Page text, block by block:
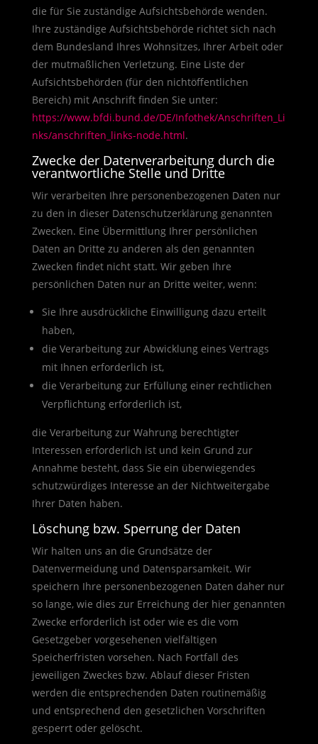
die für Sie zuständige Aufsichtsbehörde wenden.
Ihre zuständige Aufsichtsbehörde richtet sich nach
dem Bundesland Ihres Wohnsitzes, Ihrer Arbeit oder
der mutmaßlichen Verletzung. Eine Liste der
Aufsichtsbehörden (für den nichtöffentlichen
Bereich) mit Anschrift finden Sie unter:
https://www.bfdi.bund.de/DE/Infothek/Anschriften_Li
nks/anschriften_links-node.html.
Zwecke der Datenverarbeitung durch die
verantwortliche Stelle und Dritte
Wir verarbeiten Ihre personenbezogenen Daten nur
zu den in dieser Datenschutzerklärung genannten
Zwecken. Eine Übermittlung Ihrer persönlichen
Daten an Dritte zu anderen als den genannten
Zwecken findet nicht statt. Wir geben Ihre
persönlichen Daten nur an Dritte weiter, wenn:
Sie Ihre ausdrückliche Einwilligung dazu erteilt
haben,
die Verarbeitung zur Abwicklung eines Vertrags
mit Ihnen erforderlich ist,
die Verarbeitung zur Erfüllung einer rechtlichen
Verpflichtung erforderlich ist,
die Verarbeitung zur Wahrung berechtigter
Interessen erforderlich ist und kein Grund zur
Annahme besteht, dass Sie ein überwiegendes
schutzwürdiges Interesse an der Nichtweitergabe
Ihrer Daten haben.
Löschung bzw. Sperrung der Daten
Wir halten uns an die Grundsätze der
Datenvermeidung und Datensparsamkeit. Wir
speichern Ihre personenbezogenen Daten daher nur
so lange, wie dies zur Erreichung der hier genannten
Zwecke erforderlich ist oder wie es die vom
Gesetzgeber vorgesehenen vielfältigen
Speicherfristen vorsehen. Nach Fortfall des
jeweiligen Zweckes bzw. Ablauf dieser Fristen
werden die entsprechenden Daten routinemäßig
und entsprechend den gesetzlichen Vorschriften
gesperrt oder gelöscht.